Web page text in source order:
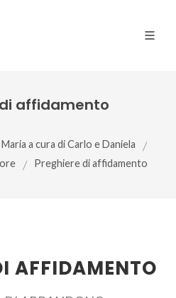
affidamento
a cura di Carlo e Daniela /
/ Preghiere di affidamento
AFFIDAMENTO